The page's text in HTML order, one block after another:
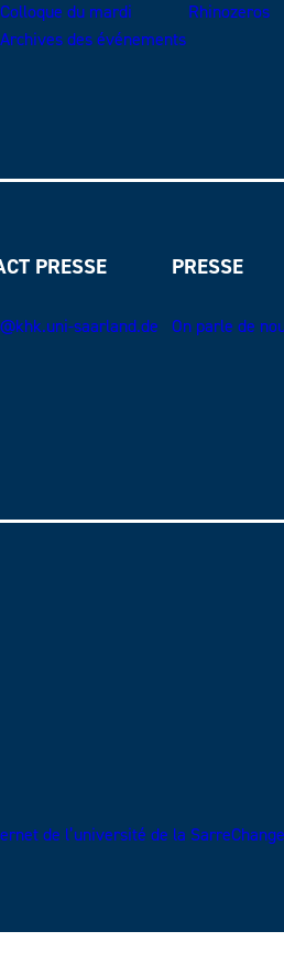
Colloque du mardi
Archives des événements
Rhinozeros
PRESSE
saarland.de
PRESSE
On parle de
de l’université de la Sarre